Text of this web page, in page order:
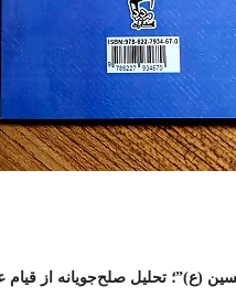
(ع)”؛ تحلیل صلح‌جویانه از قیام